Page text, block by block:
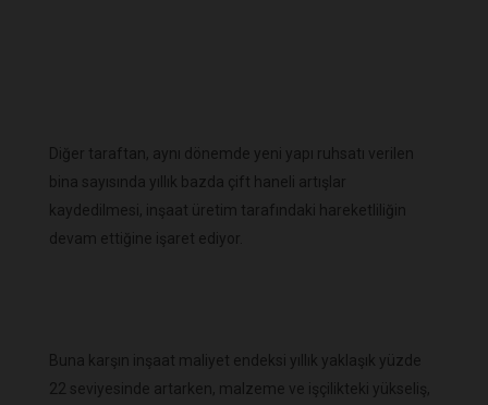
Diğer taraftan, aynı dönemde yeni yapı ruhsatı verilen
bina sayısında yıllık bazda çift haneli artışlar
kaydedilmesi, inşaat üretim tarafındaki hareketliliğin
devam ettiğine işaret ediyor.
Buna karşın inşaat maliyet endeksi yıllık yaklaşık yüzde
22 seviyesinde artarken, malzeme ve işçilikteki yükseliş,